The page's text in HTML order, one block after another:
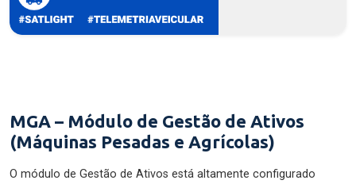
MGA – Módulo de Gestão de Ativos
(Máquinas Pesadas e Agrícolas)
O módulo de Gestão de Ativos está altamente configurado